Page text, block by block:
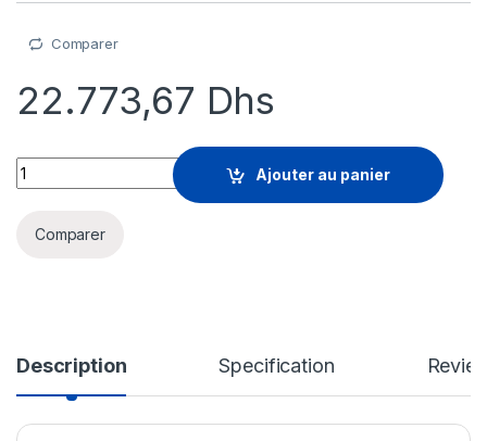
Comparer
22.773,67 Dhs
SolarWinds Maintenance - support technique
Ajouter au panier
Comparer
Description Specification